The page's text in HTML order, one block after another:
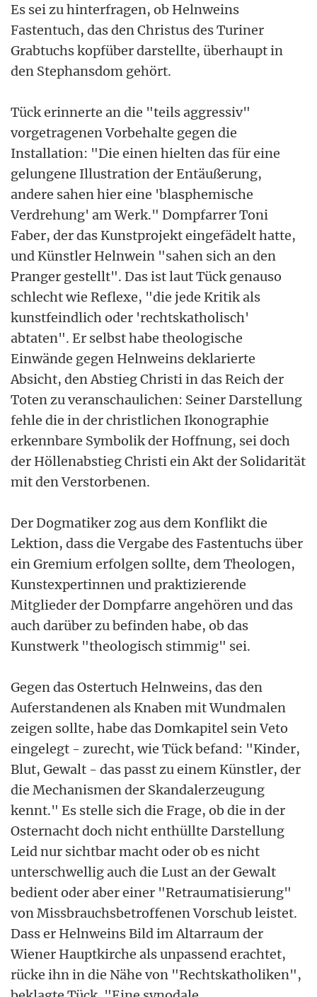
Es sei zu hinterfragen, ob Helnweins
Fastentuch, das den Christus des Turiner
Grabtuchs kopfüber darstellte, überhaupt in
den Stephansdom gehört.
Tück erinnerte an die "teils aggressiv"
vorgetragenen Vorbehalte gegen die
Installation: "Die einen hielten das für eine
gelungene Illustration der Entäußerung,
andere sahen hier eine 'blasphemische
Verdrehung' am Werk." Dompfarrer Toni
Faber, der das Kunstprojekt eingefädelt hatte,
und Künstler Helnwein "sahen sich an den
Pranger gestellt". Das ist laut Tück genauso
schlecht wie Reflexe, "die jede Kritik als
kunstfeindlich oder 'rechtskatholisch'
abtaten". Er selbst habe theologische
Einwände gegen Helnweins deklarierte
Absicht, den Abstieg Christi in das Reich der
Toten zu veranschaulichen: Seiner Darstellung
fehle die in der christlichen Ikonographie
erkennbare Symbolik der Hoffnung, sei doch
der Höllenabstieg Christi ein Akt der Solidarität
mit den Verstorbenen.
Der Dogmatiker zog aus dem Konflikt die
Lektion, dass die Vergabe des Fastentuchs über
ein Gremium erfolgen sollte, dem Theologen,
Kunstexpertinnen und praktizierende
Mitglieder der Dompfarre angehören und das
auch darüber zu befinden habe, ob das
Kunstwerk "theologisch stimmig" sei.
Gegen das Ostertuch Helnweins, das den
Auferstandenen als Knaben mit Wundmalen
zeigen sollte, habe das Domkapitel sein Veto
eingelegt - zurecht, wie Tück befand: "Kinder,
Blut, Gewalt - das passt zu einem Künstler, der
die Mechanismen der Skandalerzeugung
kennt." Es stelle sich die Frage, ob die in der
Osternacht doch nicht enthüllte Darstellung
Leid nur sichtbar macht oder ob es nicht
unterschwellig auch die Lust an der Gewalt
bedient oder aber einer "Retraumatisierung"
von Missbrauchsbetroffenen Vorschub leistet.
Dass er Helnweins Bild im Altarraum der
Wiener Hauptkirche als unpassend erachtet,
rücke ihn in die Nähe von "Rechtskatholiken",